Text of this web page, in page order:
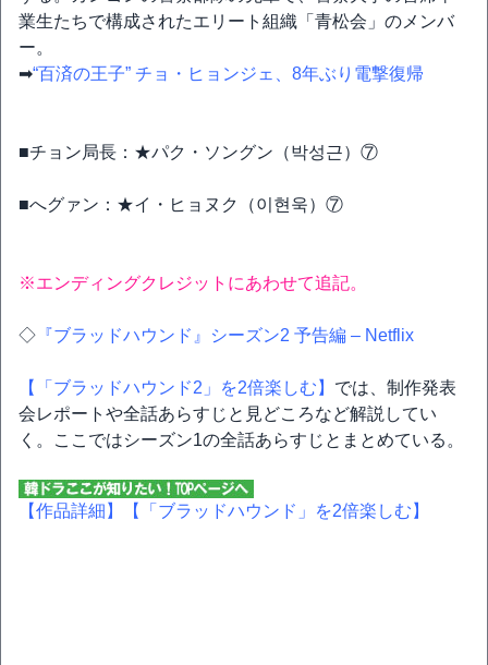
業生たちで構成されたエリート組織「青松会」のメンバ
ー。
➡“百済の王子” チョ・ヒョンジェ、8年ぶり電撃復帰
■チョン局長：★パク・ソングン（박성근）⑦
■へグァン：★イ・ヒョヌク（이현욱）⑦
※エンディングクレジットにあわせて追記。
◇ 『ブラッドハウンド』シーズン2 予告編 – Netflix
【「ブラッドハウンド2」を2倍楽しむ】 では、制作発表
会レポートや全話あらすじと見どころなど解説してい
く。ここではシーズン1の全話あらすじとまとめている。
【作品詳細】 【「ブラッドハウンド」を2倍楽しむ】